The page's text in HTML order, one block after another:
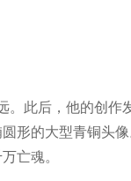
。此后，他的创作
形的大型青铜头
亡魂。